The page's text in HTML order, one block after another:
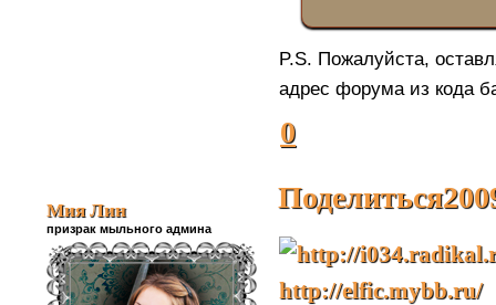
P.S. Пожалуйста,
адрес форума из кода
0
Поделиться
Мия Лин
призрак мыльного админа
http://elfic.mybb.ru/